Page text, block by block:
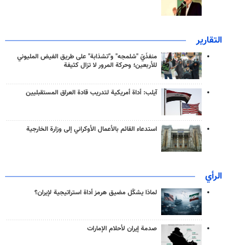
التقارير
منفذَيّ "شلمجه" و"تشذابة" على طريق الفيض المليوني
للأربعين؛ وحركة المرور لا تزال كثيفة
آيلب: أداة أمريكية لتدريب قادة العراق المستقبليين
استدعاء القائم بالأعمال الأوكراني إلى وزارة الخارجية
الرأي
لماذا يشكّل مضيق هرمز أداة استراتيجية لإيران؟
صدمة إيران لأحلام الإمارات